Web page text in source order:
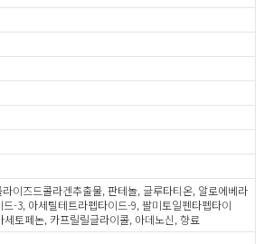
이즈드콜라겐추출물, 판테놀, 글루타티온, 알로에베라
-3, 아세틸테트라펩타이드-9, 팔미토일펜타펩타이
토페논, 카프릴릴글라이콜, 아데노신, 향료